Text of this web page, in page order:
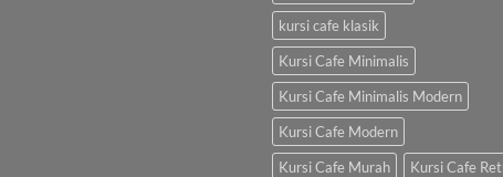
kursi cafe klasik
Kursi Cafe Minimalis
Kursi Cafe Minimalis Modern
Kursi Cafe Modern
Kursi Cafe Murah
Kursi Cafe